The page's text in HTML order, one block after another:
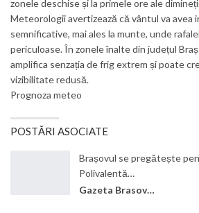
zonele deschise și la primele ore ale
Meteorologii avertizează că vântul va avea
semnificative, mai ales la munte, unde
periculoase. În zonele înalte din județul
amplifica senzația de frig extrem și poate
vizibilitate redusă.
Prognoza meteo
POSTĂRI ASOCIATE
Brașovul se pregătește
Polivalentă…
Gazeta Brasovului